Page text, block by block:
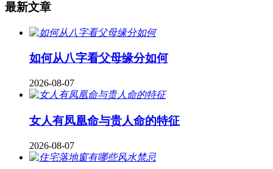
最新文章
如何从八字看父母缘分如何
2026-08-07
女人有凤凰命与贵人命的特征
2026-08-07